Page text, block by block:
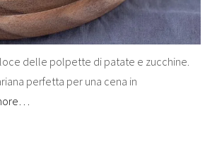
delle polpette di patate e zucchine.
perfetta per una cena in